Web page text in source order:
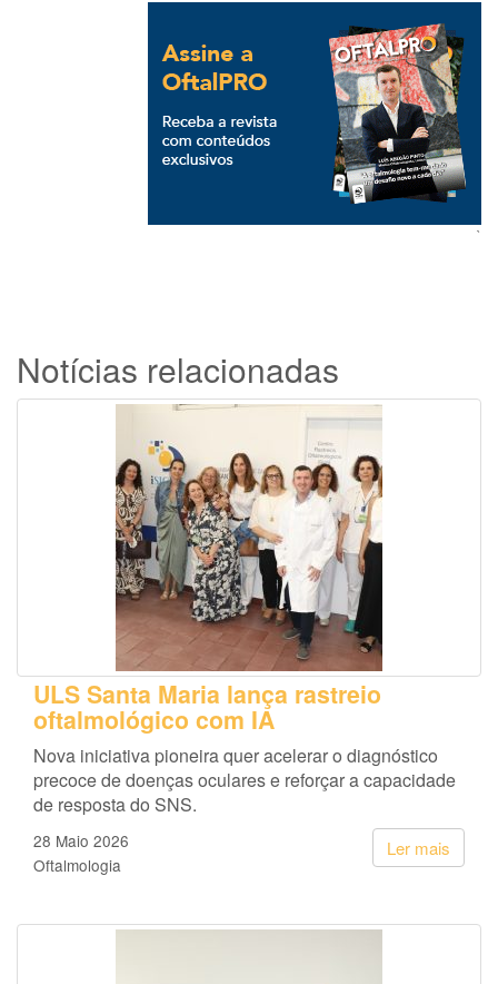
`
Notícias relacionadas
ULS Santa Maria lança rastreio
oftalmológico com IA
Nova iniciativa pioneira quer acelerar o diagnóstico
precoce de doenças oculares e reforçar a capacidade
de resposta do SNS.
Ler mais
28 Maio 2026
Oftalmologia